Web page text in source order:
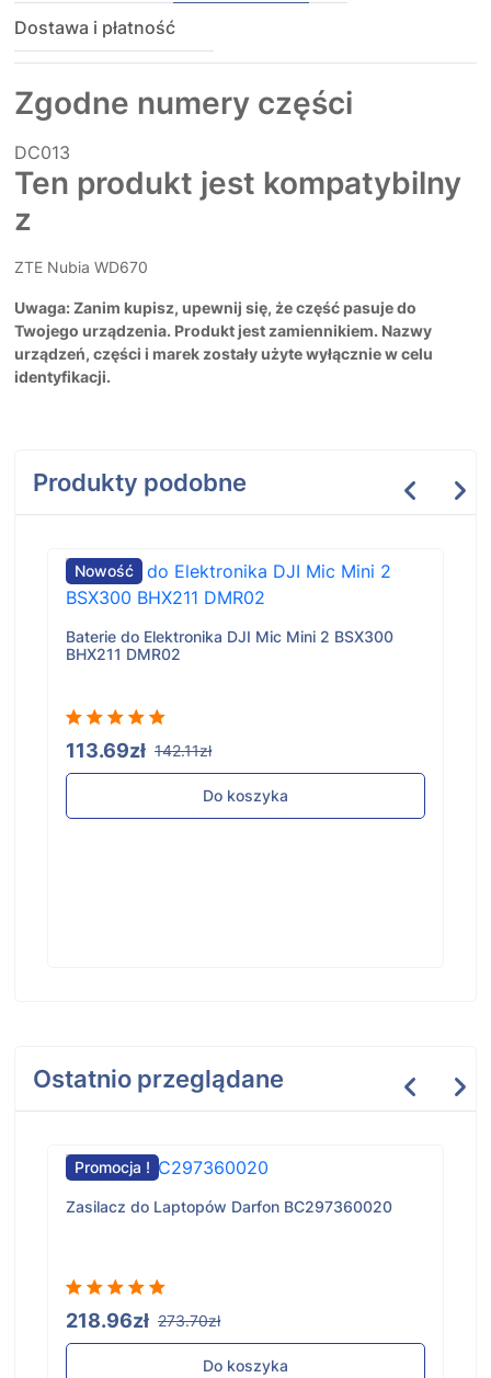
Dostawa i płatność
Zgodne numery części
DC013
Ten produkt jest kompatybilny
z
ZTE Nubia WD670
Uwaga: Zanim kupisz, upewnij się, że część pasuje do
Twojego urządzenia. Produkt jest zamiennikiem. Nazwy
urządzeń, części i marek zostały użyte wyłącznie w celu
identyfikacji.
Produkty podobne
Nowość
Baterie do Elektronika DJI Mic Mini 2 BSX300
BHX211 DMR02
113.69zł 142.11zł
Do koszyka
Ostatnio przeglądane
Promocja !
Zasilacz do Laptopów Darfon BC297360020
218.96zł 273.70zł
Do koszyka